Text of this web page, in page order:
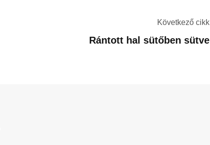
Következő cikk
Rántott hal sütőben sütve